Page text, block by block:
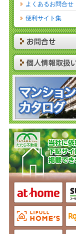
よくあるお問合せ
便利サイト集